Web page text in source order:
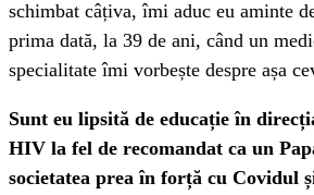
schimbat câțiva, îmi aduc eu aminte
prima dată, la 39 de ani, când un
specialitate îmi vorbește despre așa
Sunt eu lipsită de educație în
HIV la fel de recomandat ca un
societatea prea în forță cu Covidul